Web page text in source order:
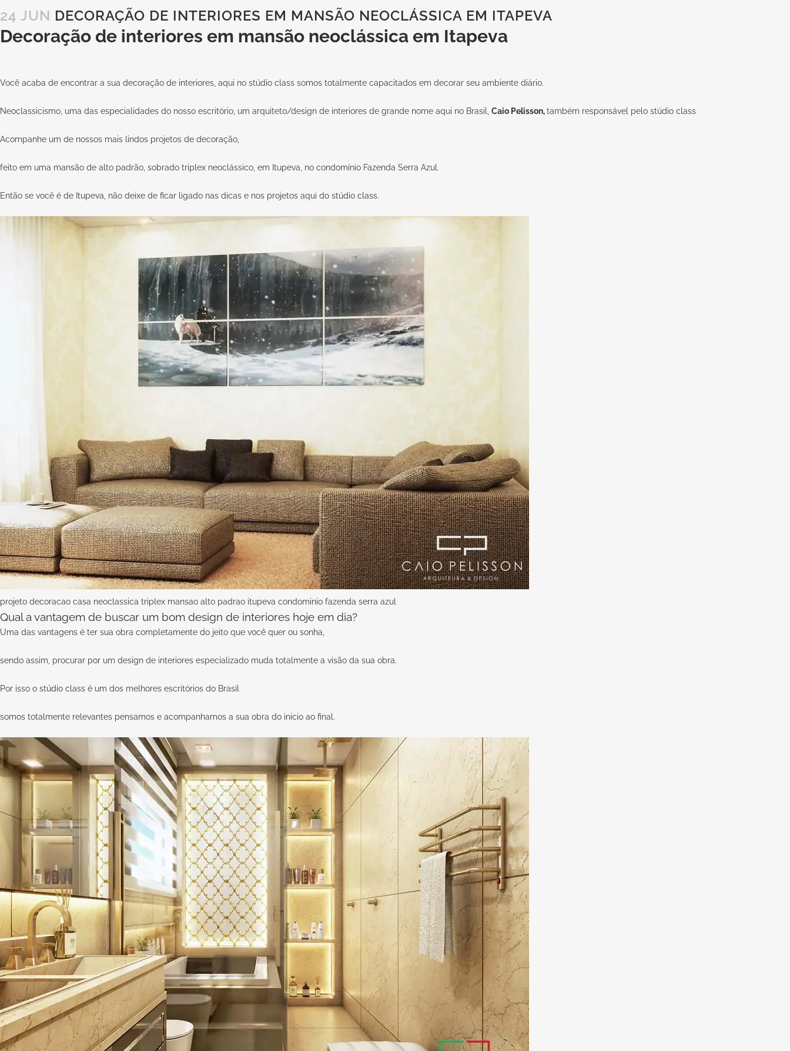
24 JUN DECORAÇÃO DE INTERIORES EM MANSÃO NEOCLÁSSICA EM ITAPEVA
Decoração de interiores em mansão neoclássica em Itapeva
Você acaba de encontrar a sua decoração de interiores, aqui no stúdio class somos totalmente capacitados em decorar seu ambiente diário.
Neoclassicismo, uma das especialidades do nosso escritório, um arquiteto/design de interiores de grande nome aqui no Brasil, Caio Pelisson,também responsável pelo stúdio class
Acompanhe um de nossos mais lindos projetos de decoração,
feito em uma mansão de alto padrão, sobrado triplex neoclássico, em Itupeva, no condomínio Fazenda Serra Azul.
Então se você é de Itupeva, não deixe de ficar ligado nas dicas e nos projetos aqui do stúdio class.
projeto decoracao casa neoclassica triplex mansao alto padrao itupeva condominio fazenda serra azul
Qual a vantagem de buscar um bom design de interiores hoje em dia?
Uma das vantagens é ter sua obra completamente do jeito que você quer ou sonha,
sendo assim, procurar por um design de interiores especializado muda totalmente a visão da sua obra.
Por isso o stúdio class é um dos melhores escritórios do Brasil
somos totalmente relevantes pensamos e acompanhamos a sua obra do inicio ao final.